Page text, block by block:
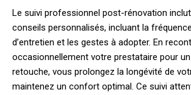
Le suivi professionnel post-rénovation
conseils personnalisés, incluant la
d’entretien et les gestes à adopter. En
occasionnellement votre prestataire pour
retouche, vous prolongez la longévité de
maintenez un confort optimal. Ce suivi